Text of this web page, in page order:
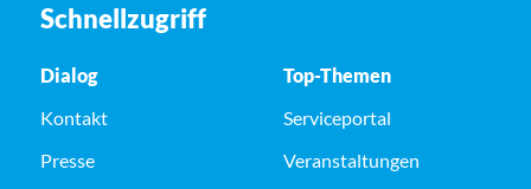
Schnellzugriff
Dialog
Kontakt
Presse
Top-Themen
Serviceportal
Veranstaltungen